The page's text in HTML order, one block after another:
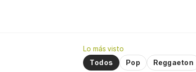
Lo más visto
Todos
Pop Reggaeton